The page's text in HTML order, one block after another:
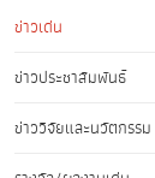
ข่าวเด่น
ข่าวประชาสัมพันธ์
ข่าววิจัยและนวัตกรรม